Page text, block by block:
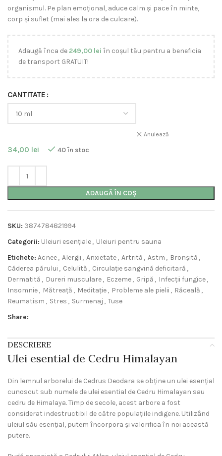
organismul. Pe plan emoțional, aduce calm și pace în minte,
corp și suflet (mai ales la ora de culcare).
Adaugă înca de 249,00 lei în coșul tău pentru a beneficia
de transport GRATUIT!
CANTITATE
Anulează
34,00 lei 40 în stoc
ADAUGĂ ÎN COȘ
SKU: 3874784821994
Categorii: Uleiuri esențiale, Uleiuri pentru sauna
Etichete: Acnee, Alergii , Anxietate, Artrită , Astm , Bronșită ,
Căderea părului , Celulită , Circulație sangvină deficitară ,
Dermatită , Dureri musculare, Eczeme, Gripă , Infecții fungice,
Insomnie, Mătreață , Meditație, Probleme ale pielii , Răceală ,
Reumatism , Stres , Surmenaj , Tuse
Share:
DESCRIERE
Ulei esential de Cedru Himalayan
Din lemnul arborelui de Cedrus Deodara se obține un ulei esențial
cunoscut sub numele de ulei esential de Cedru Himalayan sau
cedru de Himalaya. Timp de secole, acest arbore a fost
considerat indestructibil de către populațiile indigene. Utilizând
uleiul său esențial, putem încorpora și valorifica în noi această
putere.